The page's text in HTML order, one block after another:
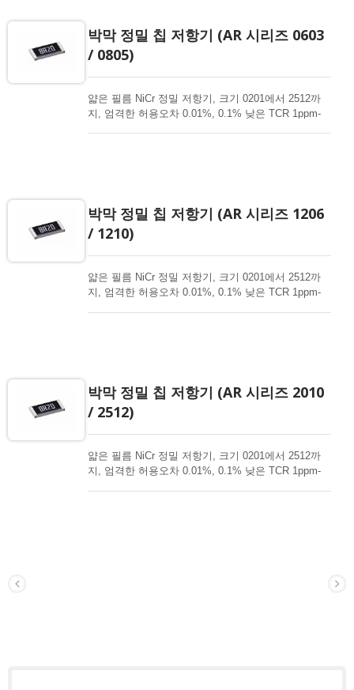
박막 정밀 칩 저항기 (AR 시리즈 0603
/ 0805)
얇은 필름 NiCr 정밀 저항기, 크기 0201에서 2512까
지, 엄격한 허용오차 0.01%, 0.1% 낮은 TCR 1ppm-
박막 정밀 칩 저항기 (AR 시리즈 1206
/ 1210)
얇은 필름 NiCr 정밀 저항기, 크기 0201에서 2512까
지, 엄격한 허용오차 0.01%, 0.1% 낮은 TCR 1ppm-
박막 정밀 칩 저항기 (AR 시리즈 2010
/ 2512)
얇은 필름 NiCr 정밀 저항기, 크기 0201에서 2512까
지, 엄격한 허용오차 0.01%, 0.1% 낮은 TCR 1ppm-